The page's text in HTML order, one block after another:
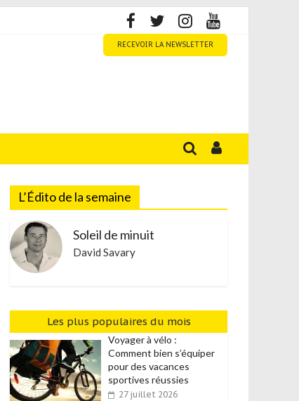
RECEVOIR LA NEWSLETTER
L’Édito de la semaine
Soleil de minuit
David Savary
Les plus populaires du mois
Voyager à vélo :
Comment bien s’équiper
pour des vacances
sportives réussies
27 juillet 2026